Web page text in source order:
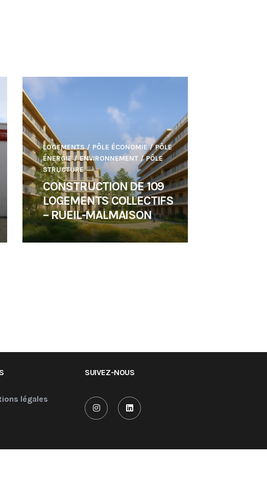
LOGEMENTS/ PÔLE ÉCONOMIE/PÔLE
ÉNERGIE / ENVIRONNEMENT /PÔLE
STRUCTURE
CONSTRUCTION DE 109
LOGEMENTS COLLECTIFS
– RUEIL-MALMAISON
légales
SUIVEZ-NOUS